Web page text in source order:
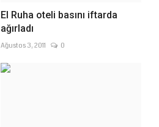
El Ruha oteli basını iftarda
ağırladı
Ağustos 3, 2011 0